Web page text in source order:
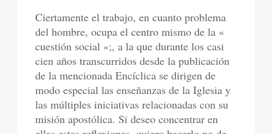
Ciertamente el trabajo, en cuanto problema
del hombre, ocupa el centro mismo de la «
cuestión social »;, a la que durante los casi
cien años transcurridos desde la publicación
de la mencionada Encíclica se dirigen de
modo especial las enseñanzas de la Iglesia y
las múltiples iniciativas relacionadas con su
misión apostólica. Si deseo concentrar en